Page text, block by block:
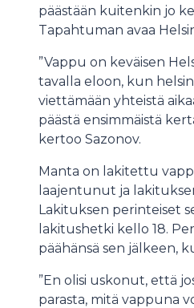
päästään kuitenkin jo
Tapahtuman avaa
”Vappu on keväisen
tavalla eloon, kun
viettämään yhteistä
päästä ensimmäistä
kertoo Sazonov.
Manta on lakitettu
laajentunut ja
Lakituksen perinteiset
lakitushetki kello 18.
päähänsä sen jälkeen,
”En olisi uskonut, että
parasta, mitä vappuna